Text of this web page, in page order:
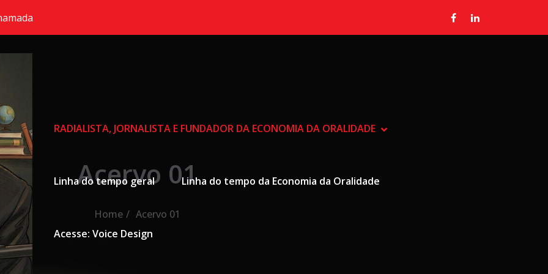
RADIALISTA, JORNALISTA E FUNDADOR DA ECONOMIA DA ORALIDADE SHOW RADIALISTA,
HIDE RADIALISTA, JORNALISTA
Linha do tempo geral Linha do tempo da Economia da Oralidade
Acesse: Voice Design
Acervo 01
Home Acervo 01